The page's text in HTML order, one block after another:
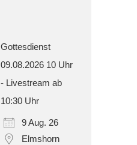
Gottesdienst
09.08.2026 10 Uhr
- Livestream ab
10:30 Uhr
9 Aug. 26
Elmshorn